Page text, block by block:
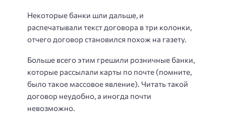
Некоторые банки шли дальше, и
распечатывали текст договора в три колонки,
отчего договор становился похож на газету.
Больше всего этим грешили розничные банки,
которые рассылали карты по почте (помните,
было такое массовое явление). Читать такой
договор неудобно, а иногда почти
невозможно.